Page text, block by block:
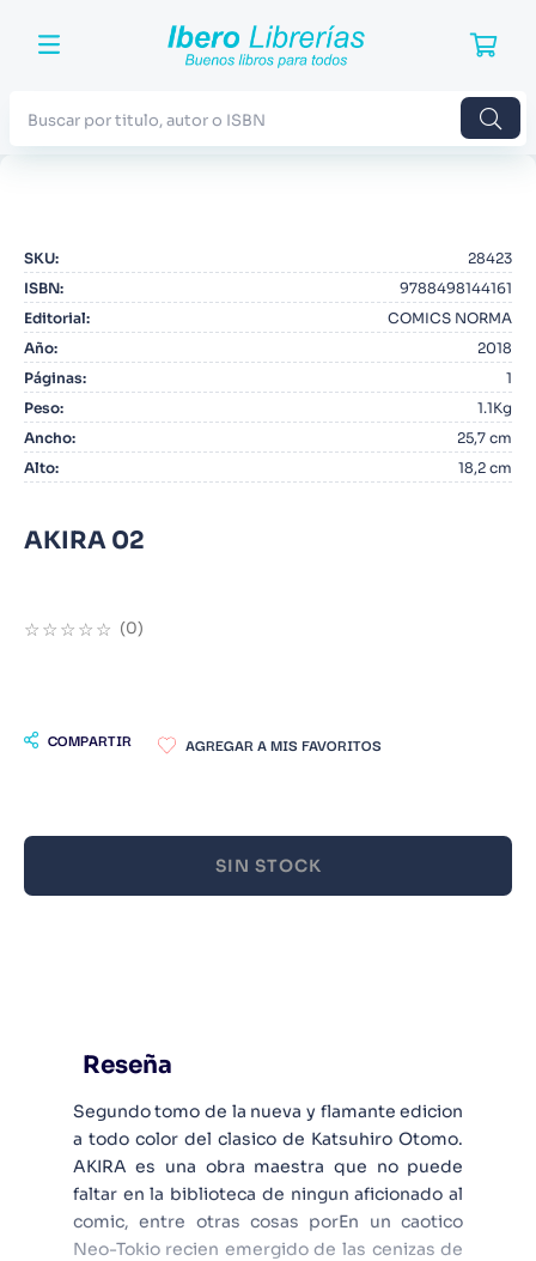
SKU:
28423
ISBN:
9788498144161
Editorial:
COMICS NORMA
Año:
2018
Páginas:
1
Peso:
1.1Kg
Ancho:
25,7 cm
Alto: 18,2 cm
AKIRA 02
☆☆☆☆☆ (0)
COMPARTIR
SIN STOCK
Reseña
Segundo tomo de la nueva y flamante edicion
a todo color del clasico de Katsuhiro Otomo.
AKIRA es una obra maestra que no puede
faltar en la biblioteca de ningun aficionado al
comic, entre otras cosas porEn un caotico
Neo-Tokio recien emergido de las cenizas de
2. Blue Lock
3. Jujutsu Kaisen
4. Odisea
5. Manga
6. Iliada
7. Stephen King